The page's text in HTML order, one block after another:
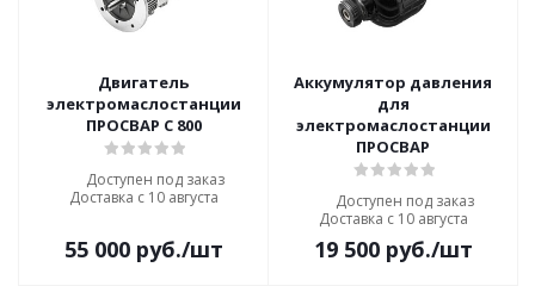
Двигатель
электромаслостанции
ПРОСВАР С 800
Доступен под заказ
Доставка с 10 августа
55 000руб./шт
Аккумулятор давления
для
электромаслостанции
ПРОСВАР
Доступен под заказ
Доставка с 10 августа
19 500руб./шт